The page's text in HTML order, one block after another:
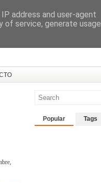
Popular Tags
address and user-agent
of service, generate usage